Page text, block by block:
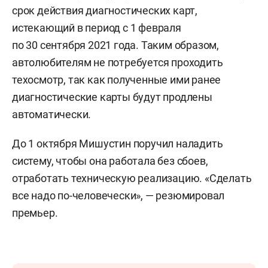
срок действия диагностических карт,
истекающий в период с 1 февраля
по 30 сентября 2021 года. Таким образом,
автолюбителям не потребуется проходить
техосмотр, так как полученные ими ранее
диагностические карты будут продлены
автоматически.
До 1 октября Мишустин поручил наладить
систему, чтобы она работала без сбоев,
отработать техническую реализацию. «Сделать
все надо по-человечески», — резюмировал
премьер.